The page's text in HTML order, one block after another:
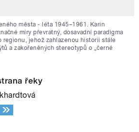
města - léta 1945–1961. Karin
míry převratný, dosavadní paradigma
regionu, jehož zahlazenou historii stále
a zakořeněných stereotypů o „černé
řeky